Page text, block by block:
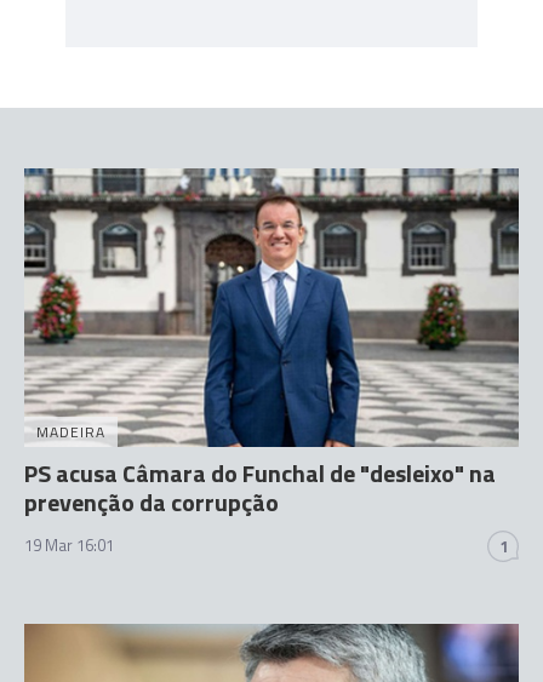
MADEIRA
PS acusa Câmara do Funchal de "desleixo" na
prevenção da corrupção
19 Mar 16:01 1